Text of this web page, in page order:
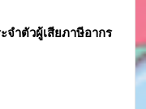
จำตัวผู้เสียภาษีอากร